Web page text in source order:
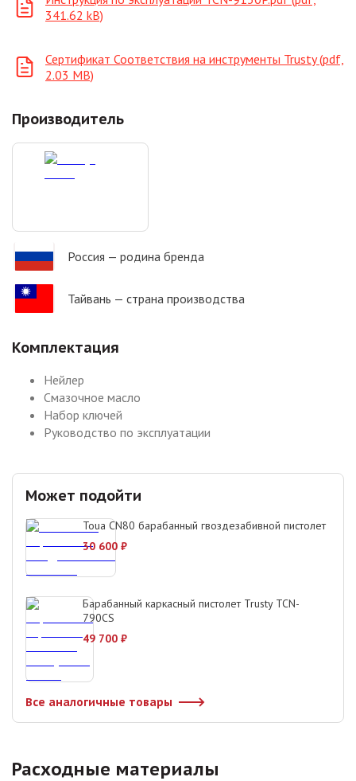
341.62 kB)
Сертификат Соответствия на инструменты Trusty (pdf,
2.03 MB)
Производитель
Россия — родина бренда
Тайвань — страна производства
Комплектация
Нейлер
Смазочное масло
Набор ключей
Руководство по эксплуатации
Может подойти
Toua CN80 барабанный гвоздезабивной пистолет
30 600 ₽
Барабанный каркасный пистолет Trusty TCN-
790CS
49 700 ₽
Все аналогичные товары
Расходные материалы